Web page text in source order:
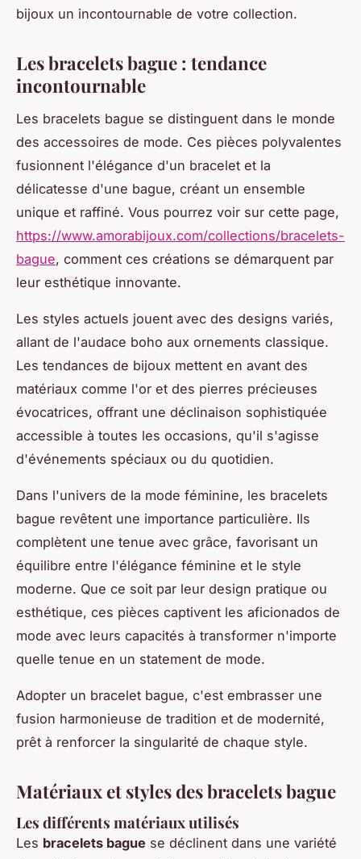
bijoux un incontournable de votre collection.
Les bracelets bague : tendance
incontournable
Les bracelets bague se distinguent dans le monde
des accessoires de mode. Ces pièces polyvalentes
fusionnent l'élégance d'un bracelet et la
délicatesse d'une bague, créant un ensemble
unique et raffiné. Vous pourrez voir sur cette page,
https://www.amorabijoux.com/collections/bracelets-
bague, comment ces créations se démarquent par
leur esthétique innovante.
Les styles actuels jouent avec des designs variés,
allant de l'audace boho aux ornements classique.
Les tendances de bijoux mettent en avant des
matériaux comme l'or et des pierres précieuses
évocatrices, offrant une déclinaison sophistiquée
accessible à toutes les occasions, qu'il s'agisse
d'événements spéciaux ou du quotidien.
Dans l'univers de la mode féminine, les bracelets
bague revêtent une importance particulière. Ils
complètent une tenue avec grâce, favorisant un
équilibre entre l'élégance féminine et le style
moderne. Que ce soit par leur design pratique ou
esthétique, ces pièces captivent les aficionados de
mode avec leurs capacités à transformer n'importe
quelle tenue en un statement de mode.
Adopter un bracelet bague, c'est embrasser une
fusion harmonieuse de tradition et de modernité,
prêt à renforcer la singularité de chaque style.
Matériaux et styles des bracelets bague
Les différents matériaux utilisés
Les bracelets bague se déclinent dans une variété